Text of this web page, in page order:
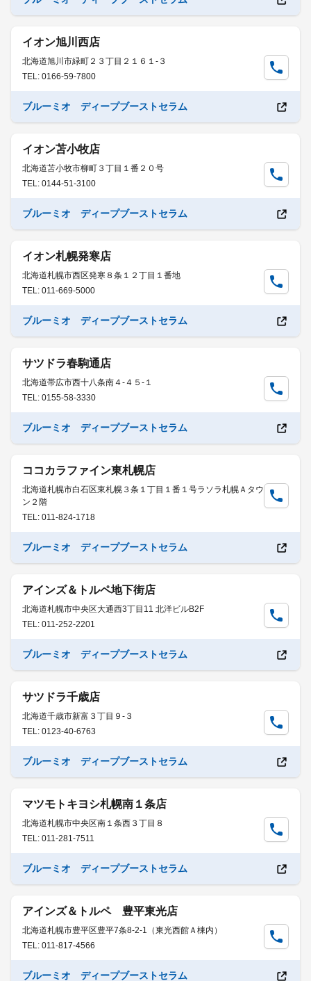
イオン旭川西店
北海道旭川市緑町２３丁目２１６１-３
TEL: 0166-59-7800
ブルーミオ ディープブーストセラム
イオン苫小牧店
北海道苫小牧市柳町３丁目１番２０号
TEL: 0144-51-3100
ブルーミオ ディープブーストセラム
イオン札幌発寒店
北海道札幌市西区発寒８条１２丁目１番地
TEL: 011-669-5000
ブルーミオ ディープブーストセラム
サツドラ春駒通店
北海道帯広市西十八条南４-４５-１
TEL: 0155-58-3330
ブルーミオ ディープブーストセラム
ココカラファイン東札幌店
北海道札幌市白石区東札幌３条１丁目１番１号ラソラ札幌Ａタウ
ン２階
TEL: 011-824-1718
ブルーミオ ディープブーストセラム
アインズ＆トルペ地下街店
北海道札幌市中央区大通西3丁目11 北洋ビルB2F
TEL: 011-252-2201
ブルーミオ ディープブーストセラム
サツドラ千歳店
北海道千歳市新富３丁目９-３
TEL: 0123-40-6763
ブルーミオ ディープブーストセラム
マツモトキヨシ札幌南１条店
北海道札幌市中央区南１条西３丁目８
TEL: 011-281-7511
ブルーミオ ディープブーストセラム
アインズ＆トルペ 豊平東光店
北海道札幌市豊平区豊平7条8-2-1（東光西館Ａ棟内）
TEL: 011-817-4566
ブルーミオ ディープブーストセラム